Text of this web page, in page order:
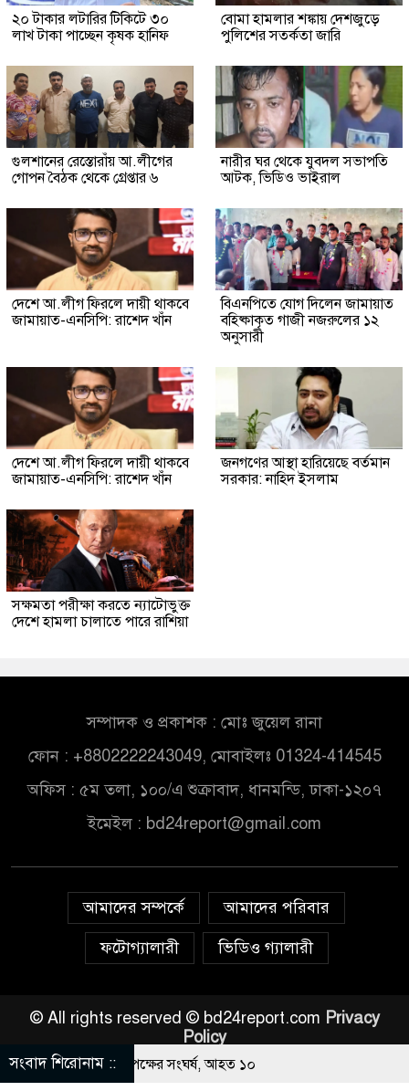
২০ টাকার লটারির টিকিটে ৩০
লাখ টাকা পাচ্ছেন কৃষক হানিফ
বোমা হামলার শঙ্কায় দেশজুড়ে
পুলিশের সতর্কতা জারি
গুলশানের রেস্তোরাঁয় আ.লীগের
গোপন বৈঠক থেকে গ্রেপ্তার ৬
নারীর ঘর থেকে যুবদল সভাপতি
আটক, ভিডিও ভাইরাল
দেশে আ.লীগ ফিরলে দায়ী থাকবে
জামায়াত-এনসিপি: রাশেদ খাঁন
বিএনপিতে যোগ দিলেন জামায়াত
বহিষ্কাকৃত গাজী নজরুলের ১২
অনুসারী
দেশে আ.লীগ ফিরলে দায়ী থাকবে
জামায়াত-এনসিপি: রাশেদ খাঁন
জনগণের আস্থা হারিয়েছে বর্তমান
সরকার: নাহিদ ইসলাম
সক্ষমতা পরীক্ষা করতে ন্যাটোভুক্ত
দেশে হামলা চালাতে পারে রাশিয়া
সম্পাদক ও প্রকাশক : মোঃ জুয়েল রানা
ফোন : +8802222243049, মোবাইলঃ 01324-414545
অফিস : ৫ম তলা, ১০০/এ শুক্রাবাদ, ধানমন্ডি, ঢাকা-১২০৭
ইমেইল : bd24report@gmail.com
আমাদের সম্পর্কে
আমাদের পরিবার
ফটোগ্যালারী
ভিডিও গ্যালারী
© All rights reserved © bd24report.com Privacy
Policy
সংবাদ শিরোনাম ::
নিয়ে বর ও কনেপক্ষের সংঘর্ষ, আহত ১০